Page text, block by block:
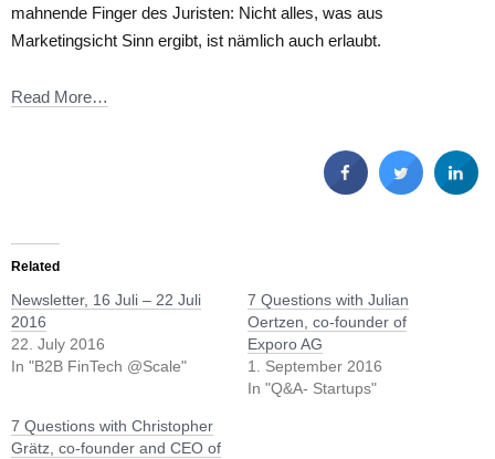
mahnende Finger des Juristen: Nicht alles, was aus
Marketingsicht Sinn ergibt, ist nämlich auch erlaubt.
Read More…
Related
Newsletter, 16 Juli – 22 Juli
2016
22. July 2016
In "B2B FinTech @Scale"
7 Questions with Julian
Oertzen, co-founder of
Exporo AG
1. September 2016
In "Q&A- Startups"
7 Questions with Christopher
Grätz, co-founder and CEO of